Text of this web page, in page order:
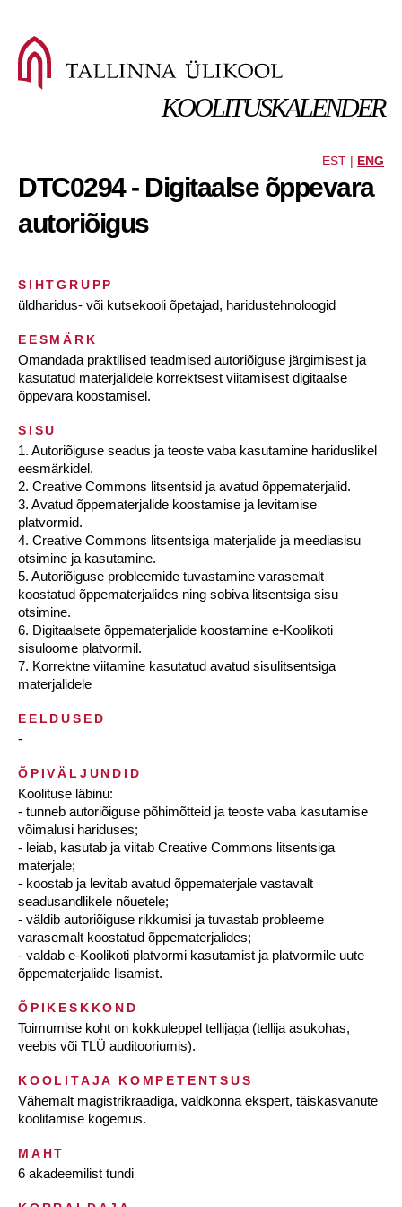
KOOLITUSKALENDER
EST | ENG
DTC0294 - Digitaalse õppevara
autoriõigus
SIHTGRUPP
üldharidus- või kutsekooli õpetajad, haridustehnoloogid
EESMÄRK
Omandada praktilised teadmised autoriõiguse järgimisest ja
kasutatud materjalidele korrektsest viitamisest digitaalse
õppevara koostamisel.
SISU
1. Autoriõiguse seadus ja teoste vaba kasutamine hariduslikel
eesmärkidel.
2. Creative Commons litsentsid ja avatud õppematerjalid.
3. Avatud õppematerjalide koostamise ja levitamise
platvormid.
4. Creative Commons litsentsiga materjalide ja meediasisu
otsimine ja kasutamine.
5. Autoriõiguse probleemide tuvastamine varasemalt
koostatud õppematerjalides ning sobiva litsentsiga sisu
otsimine.
6. Digitaalsete õppematerjalide koostamine e-Koolikoti
sisuloome platvormil.
7. Korrektne viitamine kasutatud avatud sisulitsentsiga
materjalidele
EELDUSED
-
ÕPIVÄLJUNDID
Koolituse läbinu:
- tunneb autoriõiguse põhimõtteid ja teoste vaba kasutamise
võimalusi hariduses;
- leiab, kasutab ja viitab Creative Commons litsentsiga
materjale;
- koostab ja levitab avatud õppematerjale vastavalt
seadusandlikele nõuetele;
- väldib autoriõiguse rikkumisi ja tuvastab probleeme
varasemalt koostatud õppematerjalides;
- valdab e-Koolikoti platvormi kasutamist ja platvormile uute
õppematerjalide lisamist.
ÕPIKESKKOND
Toimumise koht on kokkuleppel tellijaga (tellija asukohas,
veebis või TLÜ auditooriumis).
KOOLITAJA KOMPETENTSUS
Vähemalt magistrikraadiga, valdkonna ekspert, täiskasvanute
koolitamise kogemus.
MAHT
6 akadeemilist tundi